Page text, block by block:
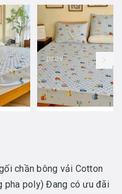
prev
chần bông vải Cotton
pha poly) Đang có ưu đãi